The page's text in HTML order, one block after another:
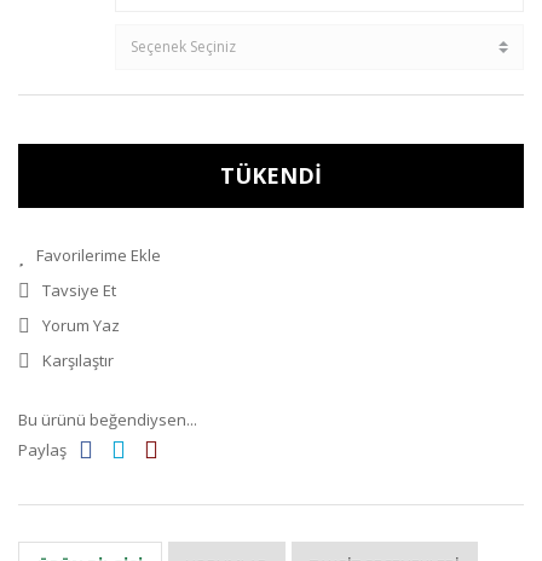
TÜKENDİ
Tavsiye Et
Yorum Yaz
Karşılaştır
Bu ürünü beğendiysen...
Paylaş